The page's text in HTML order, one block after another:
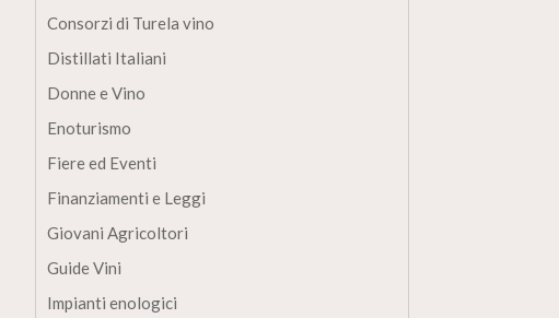
Consorzi di Turela vino
Distillati Italiani
Donne e Vino
Enoturismo
Fiere ed Eventi
Finanziamenti e Leggi
Giovani Agricoltori
Guide Vini
Impianti enologici